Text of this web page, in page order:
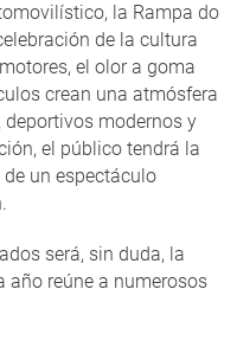
la Rampa do
de la cultura
el olor a goma
crean una atmósfera
deportivos modernos y
el público tendrá la
un espectáculo
será, sin duda, la
año reúne a numerosos